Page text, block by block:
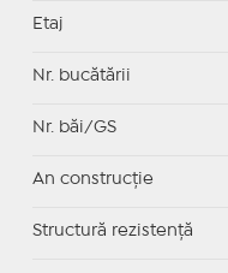
Etaj
Nr. bucătării
Nr. băi/GS
An construcție
Structură rezistență